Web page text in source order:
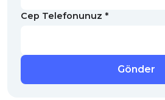
Cep Telefonunuz *
Gönder